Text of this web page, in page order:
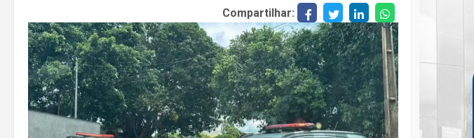
Compartilhar: